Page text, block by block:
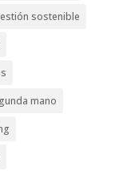
sostenible
mano